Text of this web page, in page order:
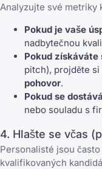
Analyzujte své metriky
Pokud je vaše
nadbytečnou
Pokud získáváte
pitch), projděte si
pohovor.
Pokud se
nebo souladu s
4. Hlašte se včas
Personalisté jsou
kvalifikovaných